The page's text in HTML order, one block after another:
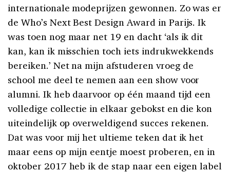
internationale modeprijzen gewonnen. Zo was er
de Who’s Next Best Design Award in Parijs. Ik
was toen nog maar net 19 en dacht ‘als ik dit
kan, kan ik misschien toch iets indrukwekkends
bereiken.’ Net na mijn afstuderen vroeg de
school me deel te nemen aan een show voor
alumni. Ik heb daarvoor op één maand tijd een
volledige collectie in elkaar gebokst en die kon
uiteindelijk op overweldigend succes rekenen.
Dat was voor mij het ultieme teken dat ik het
maar eens op mijn eentje moest proberen, en in
oktober 2017 heb ik de stap naar een eigen label